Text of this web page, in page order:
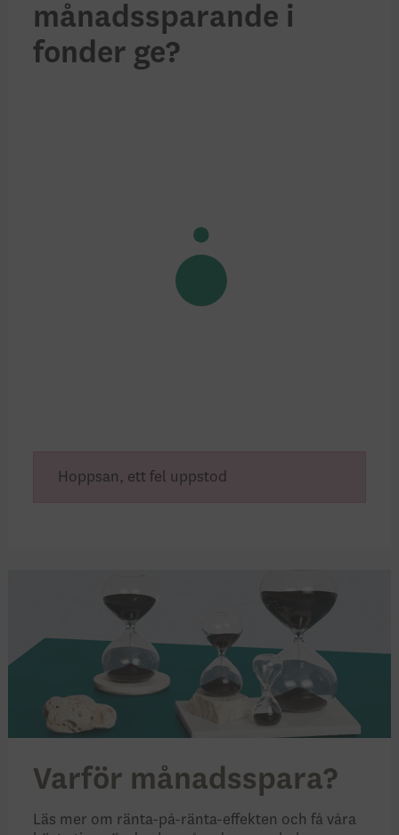
månadssparande i
fonder ge?
Hoppsan, ett fel uppstod
Varför månadsspara?
Läs mer om ränta-på-ränta-effekten och få våra